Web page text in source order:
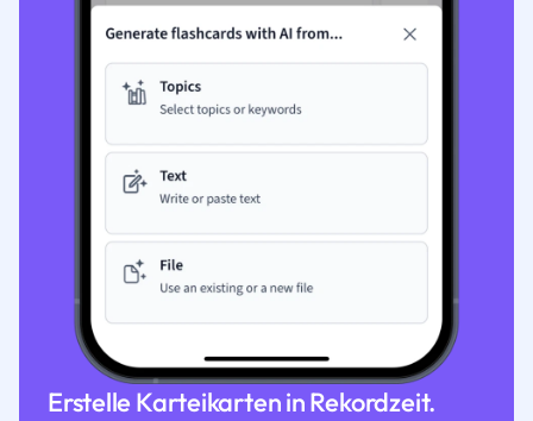
Erstelle Karteikarten in Rekordzeit.